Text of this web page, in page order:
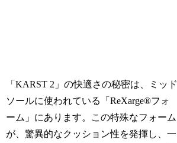
「KARST 2」の快適さの秘密は、ミッド
ソールに使われている「ReXarge®フォ
ーム」にあります。この特殊なフォーム
が、驚異的なクッション性を発揮し、一